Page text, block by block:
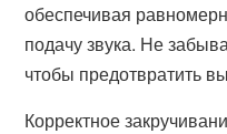
обеспечивая
подачу звука. Не
чтобы предотвратить
Корректное